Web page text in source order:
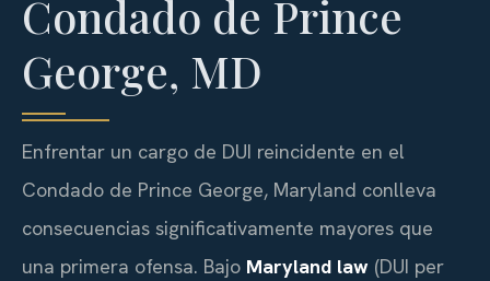
Condado de Prince
George, MD
Enfrentar un cargo de DUI reincidente en el
Condado de Prince George, Maryland conlleva
consecuencias significativamente mayores que
una primera ofensa. Bajo Maryland law (DUI per